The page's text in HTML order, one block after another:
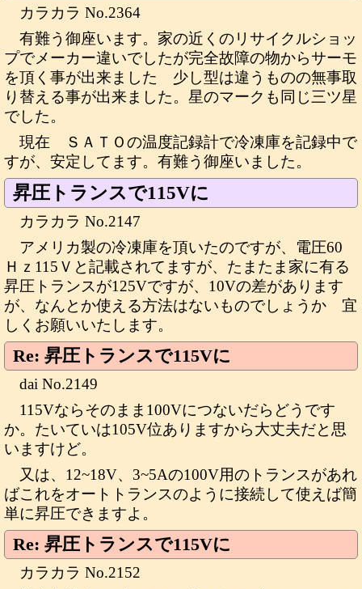
カラカラ No.2364
有難う御座います。家の近くのリサイクルショッ
プでメーカー違いでしたが完全故障の物からサーモ
を頂く事が出来ました 少し型は違うものの無事取
り替える事が出来ました。星のマークも同じ三ツ星
でした。
現在 ＳＡＴＯの温度記録計で冷凍庫を記録中で
すが、安定してます。有難う御座いました。
昇圧トランスで115Vに
カラカラ No.2147
アメリカ製の冷凍庫を頂いたのですが、電圧60
Ｈｚ115Ｖと記載されてますが、たまたま家に有る
昇圧トランスが125Vですが、10Vの差があります
が、なんとか使える方法はないものでしょうか 宜
しくお願いいたします。
Re: 昇圧トランスで115Vに
dai No.2149
115Vならそのまま100Vにつないだらどうです
か。たいていは105V位ありますから大丈夫だと思
いますけど。
又は、12~18V、3~5Aの100V用のトランスがあれ
ばこれをオートトランスのように接続して使えば簡
単に昇圧できますよ。
Re: 昇圧トランスで115Vに
カラカラ No.2152